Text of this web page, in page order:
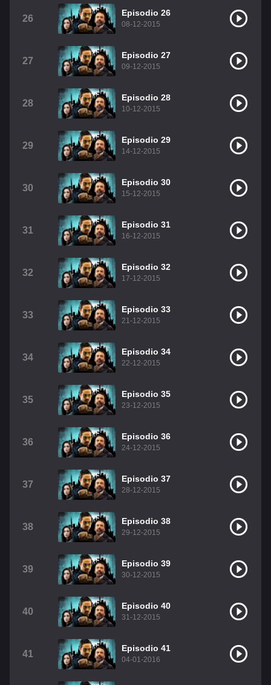
26
Episodio 26
08-12-2015
27
Episodio 27
09-12-2015
28
Episodio 28
10-12-2015
29
Episodio 29
14-12-2015
30
Episodio 30
15-12-2015
31
Episodio 31
16-12-2015
32
Episodio 32
17-12-2015
33
Episodio 33
21-12-2015
34
Episodio 34
22-12-2015
35
Episodio 35
23-12-2015
36
Episodio 36
24-12-2015
37
Episodio 37
28-12-2015
38
Episodio 38
29-12-2015
39
Episodio 39
30-12-2015
40
Episodio 40
31-12-2015
41
Episodio 41
04-01-2016